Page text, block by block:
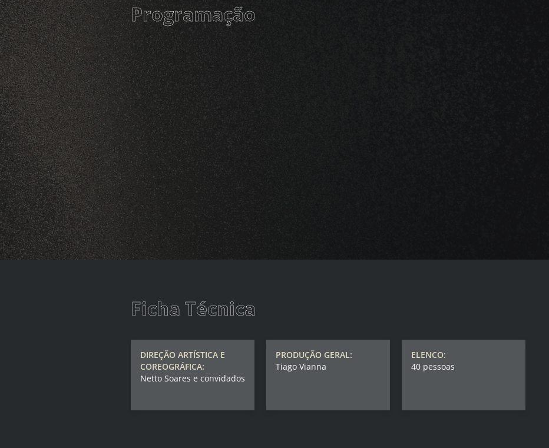
Programação
Ficha Técnica
DIREÇÃO ARTÍSTICA E
COREOGRÁFICA:
Netto Soares e convidados
PRODUÇÃO GERAL:
Tiago Vianna
ELENCO:
40 pessoas